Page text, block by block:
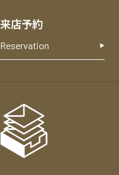
来店予約
Reservation